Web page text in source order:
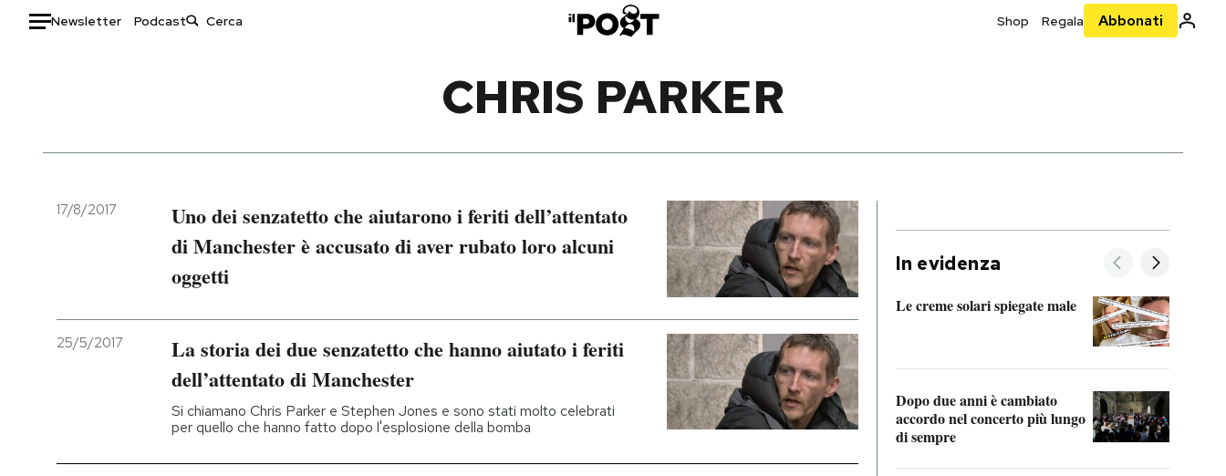
Newsletter Podcast Shop Regala Abbonati
Italia
Politica
Economia
Moda
Ok Boomer!
Media
CHRIS PARKER
17/8/2017
Uno dei senzatetto che aiutarono i feriti dell’attentato
di Manchester è accusato di aver rubato loro alcuni
oggetti
25/5/2017
La storia dei due senzatetto che hanno aiutato i feriti
dell’attentato di Manchester
Si chiamano Chris Parker e Stephen Jones e sono stati molto celebrati
per quello che hanno fatto dopo l'esplosione della bomba
In evidenza
Le creme solari spiegate male
Dopo due anni è cambiato
accordo nel concerto più lungo
di sempre